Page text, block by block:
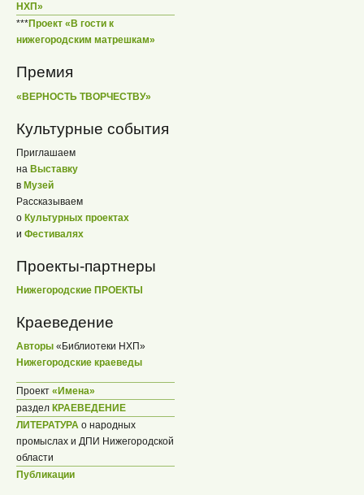
НХП»
***Проект «В гости к
нижегородским матрешкам»
Премия
«ВЕРНОСТЬ ТВОРЧЕСТВУ»
Культурные события
Приглашаем
на Выставку
в Музей
Рассказываем
о Культурных проектах
и Фестивалях
Проекты-партнеры
Нижегородские ПРОЕКТЫ
Краеведение
Авторы «Библиотеки НХП»
Нижегородские краеведы
Проект «Имена»
раздел КРАЕВЕДЕНИЕ
ЛИТЕРАТУРА о народных
промыслах и ДПИ Нижегородской
области
Публикации